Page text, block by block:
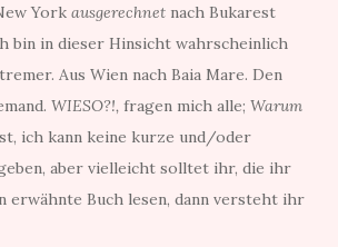
York ausgerechnet nach Bukarest
bin in dieser Hinsicht wahrscheinlich
Aus Wien nach Baia Mare. Den
WIESO?!, fragen mich alle; Warum
ich kann keine kurze und/oder
aber vielleicht solltet ihr, die ihr
erwähnte Buch lesen, dann versteht ihr